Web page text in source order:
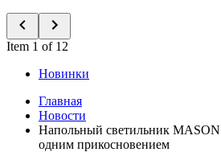
Item 1 of 12
Новинки
Главная
Новости
Напольный светильник
одним прикосновением